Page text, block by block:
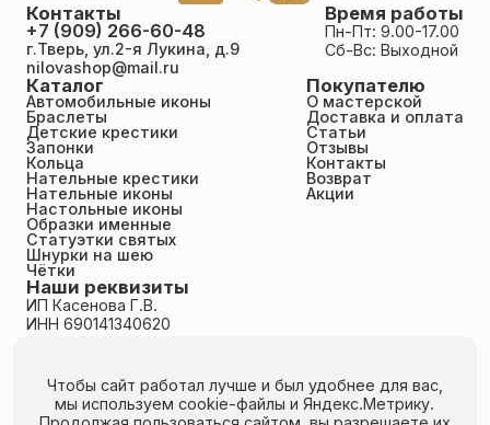
Каталог
Автомобильные иконы
Браслеты
Детские крестики
Запонки
Кольца
Нательные крестики
Нательные иконы
Настольные иконы
Образки именные
Статуэтки святых
Шнурки на шею
Чётки
Покупателю
О мастерской
Доставка и оплата
Статьи
Отзывы
Контакты
Возврат
Акции
Время работы
Пн-Пт: 9.00-17.00
Сб-Вс: Выходной
Контакты
+7 (909) 266-60-48
г.Тверь, ул.2-я Лукина, д.9
nilovashop@mail.ru
Наши реквизиты
ИП Касенова Г.В.
ИНН 690141340620
Пользовательское соглашение
Публичная оферта
Согласие на обработку персональных данных
Чтобы сайт работал лучше и был удобнее для вас,
мы используем cookie-файлыи Яндекс.Метрику.